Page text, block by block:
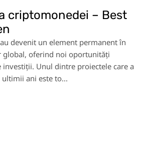
criptomonedei – Best
devenit un element permanent în
global, oferind noi oportunități
investiții. Unul dintre proiectele care a
ani este to...